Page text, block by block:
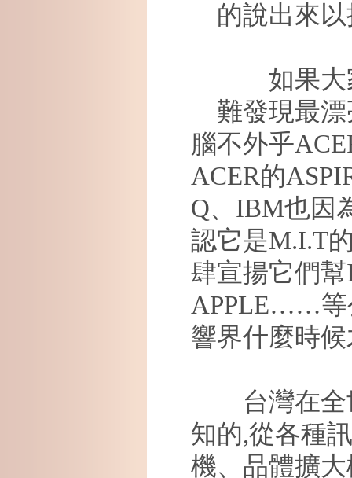
的說出來
如果大
難發現最
腦不外乎
ACER的
Q、 IBM也因
認它是M.I.T
肆宣揚它們幫
APPLE……
響界什麼時
台灣在全
知的,從各種
機、品體擴